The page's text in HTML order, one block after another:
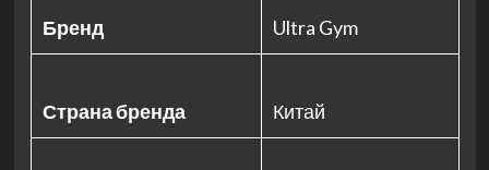
Бренд Ultra Gym
Страна бренда Китай